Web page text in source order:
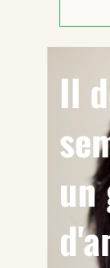
Il
un